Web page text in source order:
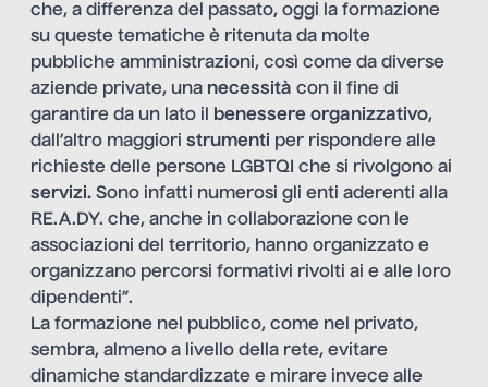
che, a differenza del passato, oggi la formazione
su queste tematiche è ritenuta da molte
pubbliche amministrazioni, così come da diverse
aziende private, una necessità con il fine di
garantire da un lato il
benessere organizzativo,
dall’altro maggiori strumenti per rispondere alle
richieste delle persone LGBTQI che si rivolgono ai
servizi. Sono infatti numerosi gli enti aderenti alla
RE.A.DY. che, anche in collaborazione con le
associazioni del territorio, hanno organizzato e
organizzano percorsi formativi rivolti ai e alle loro
dipendenti”.
La formazione nel pubblico, come nel privato,
sembra, almeno a livello della rete, evitare
dinamiche standardizzate e mirare invece alle